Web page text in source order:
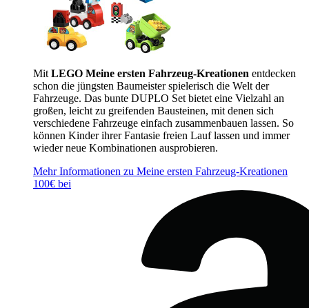
Mit LEGO Meine ersten Fahrzeug-Kreationen entdecken
schon die jüngsten Baumeister spielerisch die Welt der
Fahrzeuge. Das bunte DUPLO Set bietet eine Vielzahl an
großen, leicht zu greifenden Bausteinen, mit denen sich
verschiedene Fahrzeuge einfach zusammenbauen lassen. So
können Kinder ihrer Fantasie freien Lauf lassen und immer
wieder neue Kombinationen ausprobieren.
Mehr Informationen zu Meine ersten Fahrzeug-Kreationen
100€ bei